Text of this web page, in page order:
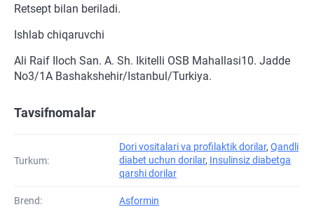
Retsept bilan beriladi.
Ishlab chiqaruvchi
Ali Raif Iloch San. A. Sh. Ikitelli OSB Mahallasi10. Jadde
No3/1A Bashakshehir/Istanbul/Turkiya.
Tavsifnomalar
Turkum:
Dori vositalari va profilaktik dorilar, Qandli
diabet uchun dorilar, Insulinsiz diabetga
qarshi dorilar
Brend: Asformin